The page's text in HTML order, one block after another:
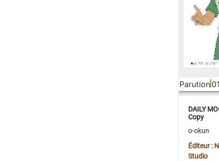
Parution
DAILY
Copy
o-okun
Éditeur :
Studio